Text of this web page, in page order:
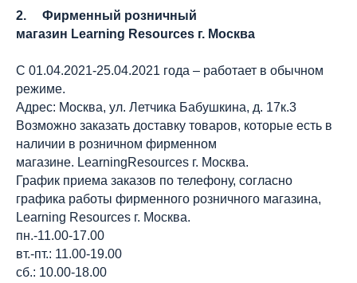
2. Фирменный розничный
магазин Learning Resources г. Москва
С 01.04.2021-25.04.2021 года – работает в обычном
режиме.
Адрес: Москва, ул. Летчика Бабушкина, д. 17к.3
Возможно заказать доставку товаров, которые есть в
наличии в розничном фирменном
магазине. LearningResources г. Москва.
График приема заказов по телефону, согласно
графика работы фирменного розничного магазина,
Learning Resources г. Москва.
пн.-11.00-17.00
вт.-пт.: 11.00-19.00
сб.: 10.00-18.00